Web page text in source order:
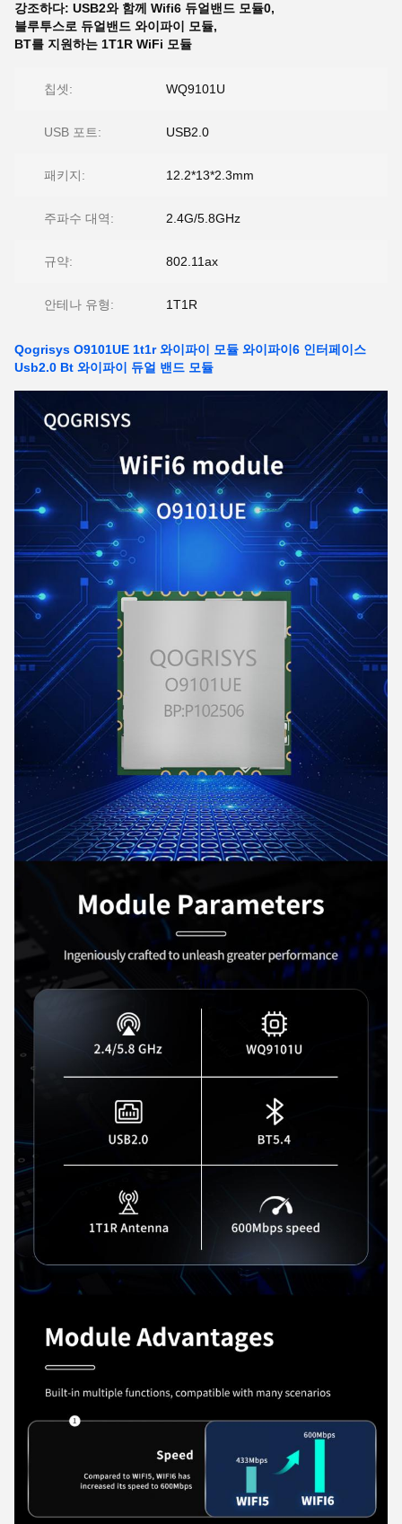
강조하다: USB2와 함께 Wifi6 듀얼밴드 모듈0,
블루투스로 듀얼밴드 와이파이 모듈,
BT를 지원하는 1T1R WiFi 모듈
칩셋: WQ9101U
USB 포트: USB2.0
패키지: 12.2*13*2.3mm
주파수 대역: 2.4G/5.8GHz
규약: 802.11ax
안테나 유형: 1T1R
Qogrisys O9101UE 1t1r 와이파이 모듈 와이파이6 인터페이스
Usb2.0 Bt 와이파이 듀얼 밴드 모듈